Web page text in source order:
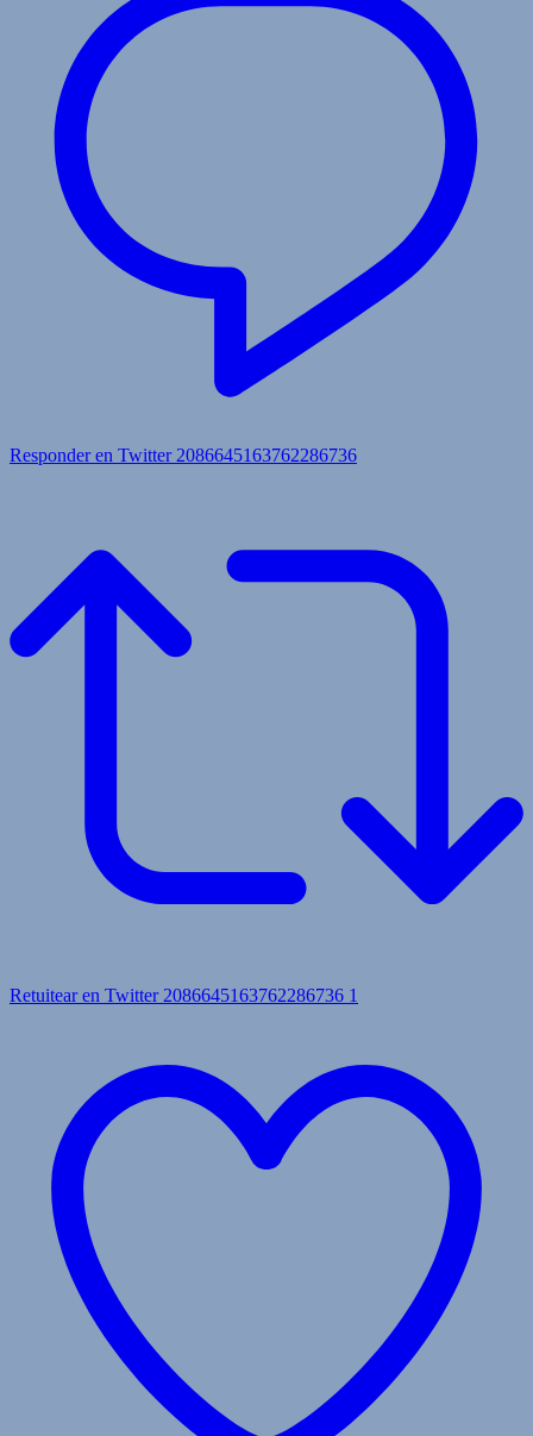
Responder en Twitter 2086645163762286736
Retuitear en Twitter 2086645163762286736 1